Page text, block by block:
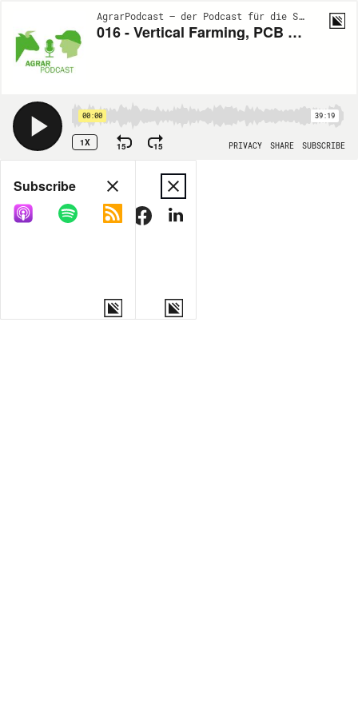
AgrarPodcast – der Podcast für die Schweizer Landwirtschaft | EP16
016 - Vertical Farming, PCB im Stall und weitere Themen
00:00 39:19
1X 15 15 PRIVACY SHARE SUBSCRIBE
Share
COPY LINK
Subscribe